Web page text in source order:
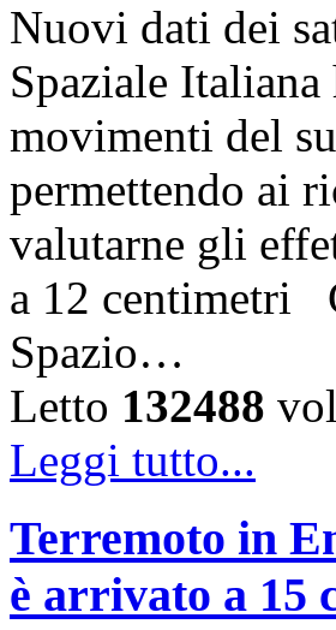
Nuovi dati dei
Spaziale
movimenti del
permettendo ai
valutarne gli
a 12 centimetri
Spazio…
Letto 132488
Leggi tutto...
Terremoto in
è arrivato a 15